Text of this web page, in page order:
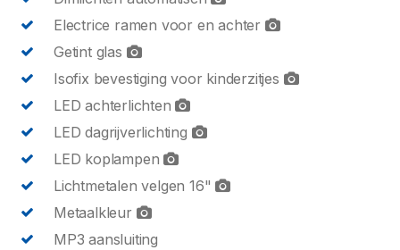
Electrice ramen voor en achter
Getint glas
Isofix bevestiging voor kinderzitjes
LED achterlichten
LED dagrijverlichting
LED koplampen
Lichtmetalen velgen 16"
Metaalkleur
MP3 aansluiting